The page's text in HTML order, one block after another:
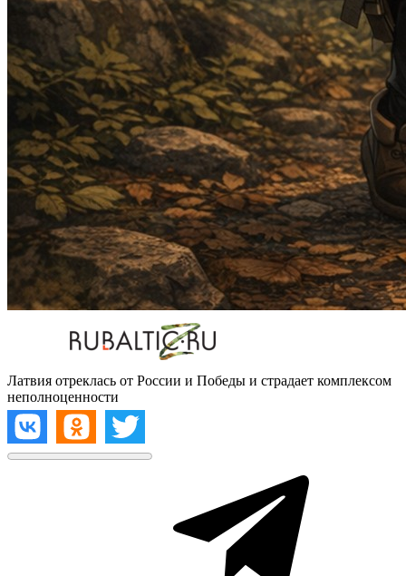
Латвия отреклась от России и Победы и страдает комплексом
неполноценности